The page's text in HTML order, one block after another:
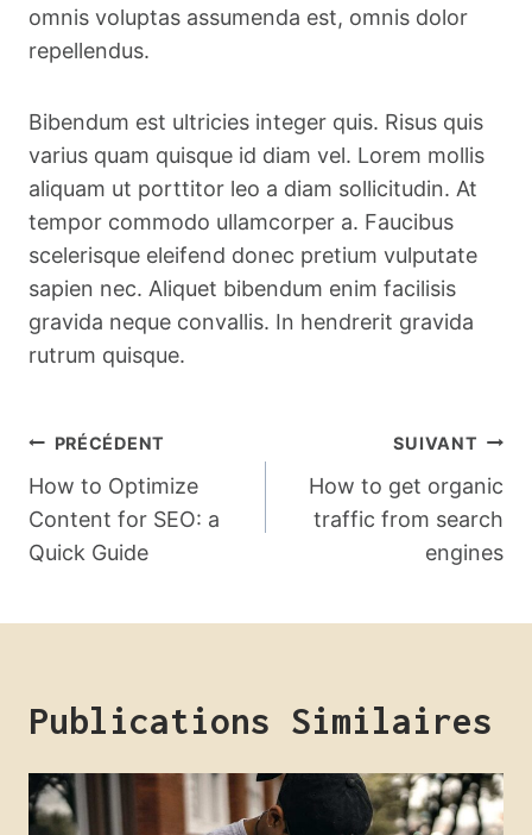
omnis voluptas assumenda est, omnis dolor
repellendus.
Bibendum est ultricies integer quis. Risus quis
varius quam quisque id diam vel. Lorem mollis
aliquam ut porttitor leo a diam sollicitudin. At
tempor commodo ullamcorper a. Faucibus
scelerisque eleifend donec pretium vulputate
sapien nec. Aliquet bibendum enim facilisis
gravida neque convallis. In hendrerit gravida
rutrum quisque.
Navigation
De
L’article
PRÉCÉDENT
How to Optimize
Content for SEO: a
Quick Guide
SUIVANT
How to get organic
traffic from search
engines
Publications Similaires